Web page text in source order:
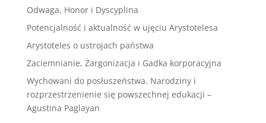
Odwaga, Honor i Dyscyplina
Potencjalność i aktualność w ujęciu Arystotelesa
Arystoteles o ustrojach państwa
Zaciemnianie, Żargonizacja i Gadka korporacyjna
Wychowani do posłuszeństwa. Narodziny i
rozprzestrzenienie się powszechnej edukacji –
Agustina Paglayan